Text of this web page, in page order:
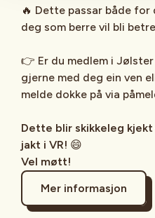
🔥 Dette passar både
deg som berre vil bli
👉 Er du medlem i
gjerne med deg ein ven
melde dokke på via
Dette blir skikkeleg
jakt i VR! 😄
Vel møtt!
Mer informasjon